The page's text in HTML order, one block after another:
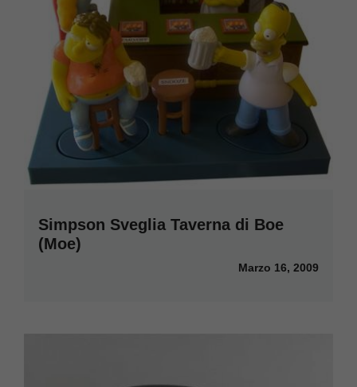
Simpson Sveglia Taverna di Boe
(Moe)
Marzo 16, 2009